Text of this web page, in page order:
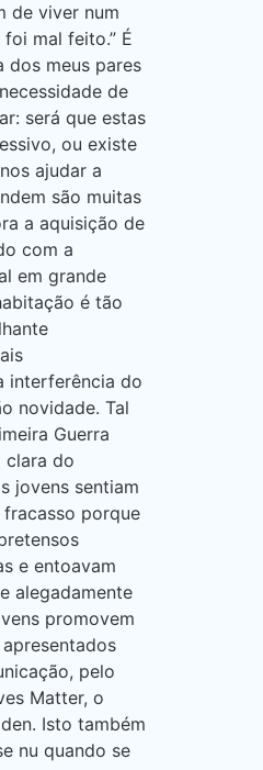
de viver num
mal feito.” É
dos meus pares
de
será que estas
ou existe
ajudar a
são muitas
a aquisição de
com a
em grande
é tão
interferência do
novidade. Tal
Guerra
clara do
jovens sentiam
porque
e entoavam
alegadamente
promovem
pelo
Matter, o
Isto também
nu quando se